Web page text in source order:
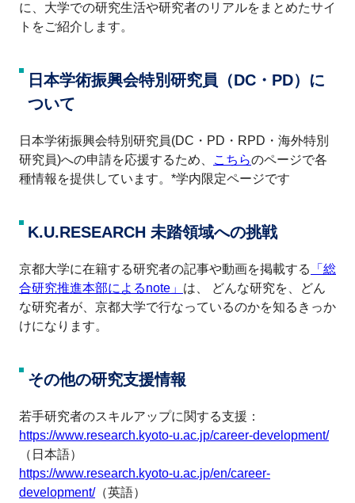
に、大学での研究生活や研究者のリアルをまとめたサイ
トをご紹介します。
日本学術振興会特別研究員（DC・PD）に
ついて
日本学術振興会特別研究員(DC・PD・RPD・海外特別
研究員)への申請を応援するため、
こちらのページで各
種情報を提供しています。*学内限定ページです
K.U.RESEARCH 未踏領域への挑戦
京都大学に在籍する研究者の記事や動画を掲載する
「総
合研究推進本部によるnote」 は、 どんな研究を、どん
な研究者が、京都大学で行なっているのかを知るきっか
けになります。
その他の研究支援情報
若手研究者のスキルアップに関する支援：
https://www.research.kyoto-u.ac.jp/career-development/
（日本語）
https://www.research.kyoto-u.ac.jp/en/career-
development/（英語）